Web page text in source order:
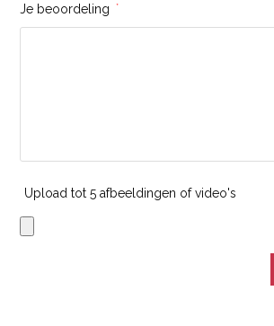
Je beoordeling *
Upload tot 5 afbeeldingen of video's